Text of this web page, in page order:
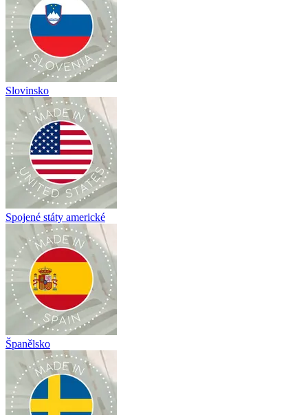
Slovinsko
Spojené státy americké
Španělsko